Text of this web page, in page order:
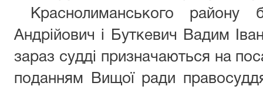
Краснолиманського району
Андрійович і Буткевич Вадим
зараз судді призначаються на
поданням Вищої ради